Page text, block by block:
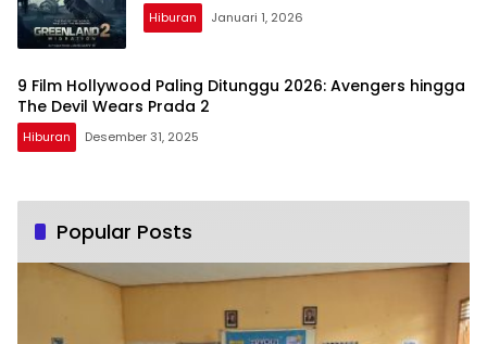
Hiburan Januari 1, 2026
9 Film Hollywood Paling Ditunggu 2026: Avengers hingga
The Devil Wears Prada 2
Hiburan Desember 31, 2025
Popular Posts